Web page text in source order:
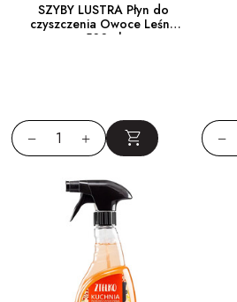
SZYBY LUSTRA Płyn do
czyszczenia Owoce Leśne
500ml